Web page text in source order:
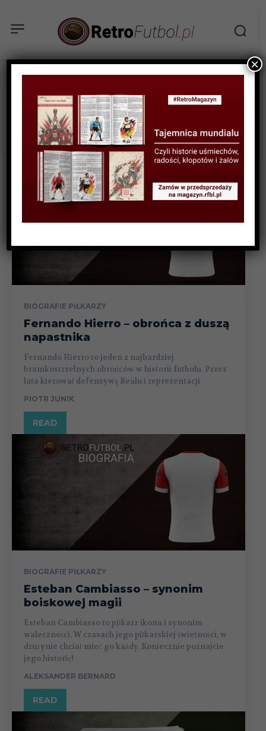
Tag: Fernando Hierro
BIOGRAFIE PIŁKARZY
Fernando Hierro – obrońca z duszą
napastnika
Fernando Hierro to jeden z najbardziej
bramkostrzelnych obrońców w historii futbolu. Przez
lata kierował defensywą Realu i reprezentacji
PIOTR JUNIK
READ
BIOGRAFIE PIŁKARZY
Esteban Cambiasso – synonim
boiskowej magii
Esteban Cambiasso to piłkarz ikona i synonim
waleczności. W czasach jego piłkarskiej świetności, w
drużynie chciał mieć go każdy. Koniecznie poznajcie
jego historię!
ALEKSANDER BERNARD
READ
×